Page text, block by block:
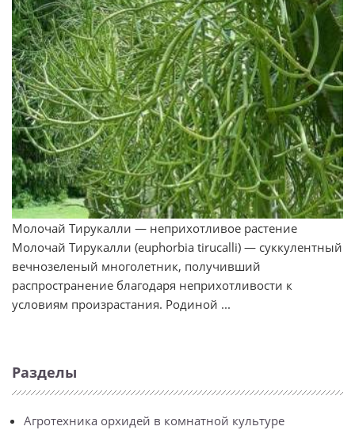
Молочай Тирукалли — неприхотливое растение
Молочай Тирукалли (euphorbia tirucalli) — суккулентный
вечнозеленый многолетник, получивший
распространение благодаря неприхотливости к
условиям произрастания. Родиной ...
Разделы
Агротехника орхидей в комнатной культуре